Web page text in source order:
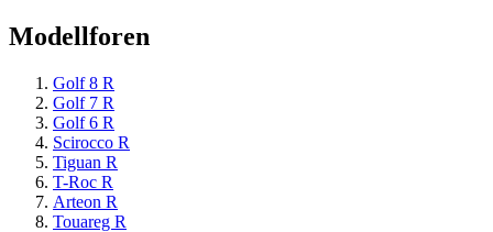
Modellforen
Golf 8 R
Golf 7 R
Golf 6 R
Scirocco R
Tiguan R
T-Roc R
Arteon R
Touareg R